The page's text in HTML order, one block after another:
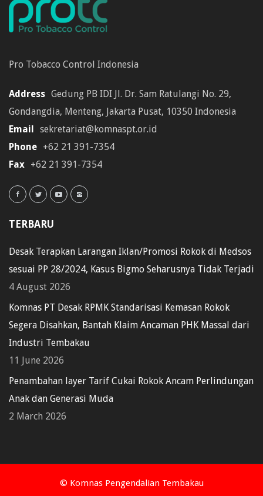
Pro Tobacco Control Indonesia
Address Gedung PB IDI Jl. Dr. Sam Ratulangi No. 29,
Gondangdia, Menteng, Jakarta Pusat, 10350 Indonesia
Email
sekretariat@komnaspt.or.id
Phone +62 21 391-7354
Fax +62 21 391-7354
TERBARU
Desak Terapkan Larangan Iklan/Promosi Rokok di Medsos
sesuai PP 28/2024, Kasus Bigmo Seharusnya Tidak Terjadi
4 August 2026
Komnas PT Desak RPMK Standarisasi Kemasan Rokok
Segera Disahkan, Bantah Klaim Ancaman PHK Massal dari
Industri Tembakau
11 June 2026
Penambahan layer Tarif Cukai Rokok Ancam Perlindungan
Anak dan Generasi Muda
2 March 2026
© Komnas Pengendalian Tembakau